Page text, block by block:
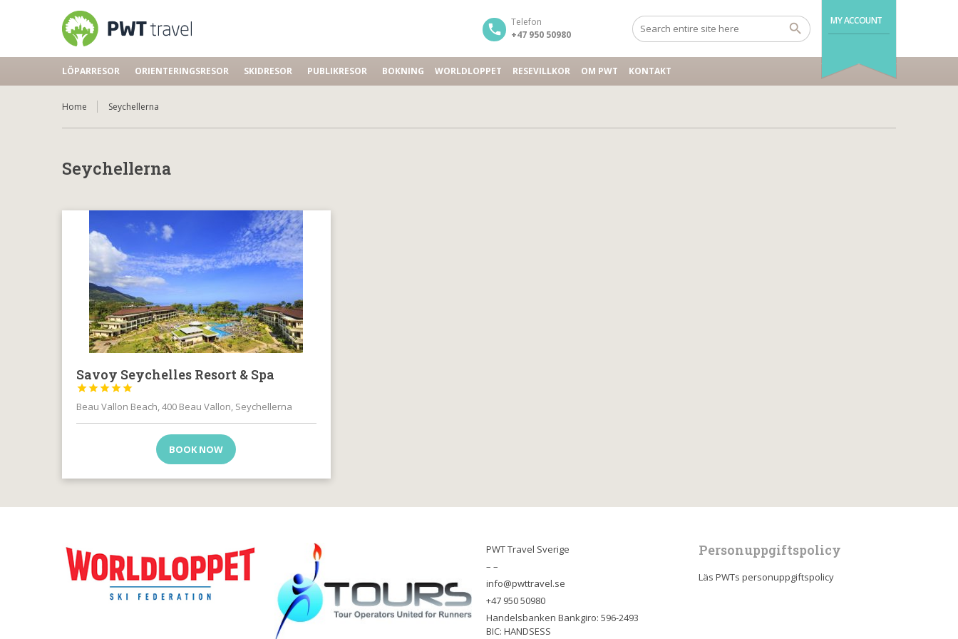
MY ACCOUNT
Telefon
+47 950 50980
LÖPARRESOR ORIENTERINGSRESOR SKIDRESOR PUBLIKRESOR BOKNING WORLDLOPPET RESEVILLKOR OM PWT KONTAKT
Home Seychellerna
Seychellerna
Savoy Seychelles Resort & Spa





Beau Vallon Beach, 400 Beau Vallon, Seychellerna
BOOK NOW
PWT Travel Sverige
– –
info@pwttravel.se
+47 950 50980
Handelsbanken Bankgiro: 596-2493
BIC: HANDSESS
Personuppgiftspolicy
Läs PWTs personuppgiftspolicy